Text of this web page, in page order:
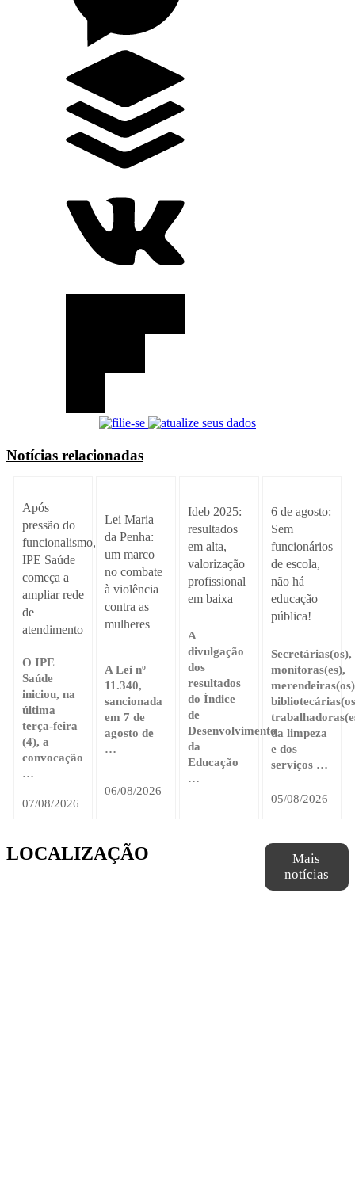
Notícias relacionadas
Após
pressão do
funcionalismo,
IPE Saúde
começa a
ampliar rede
de
atendimento
O IPE
Saúde
iniciou, na
última
terça-feira
(4), a
convocação
…
07/08/2026
Lei Maria
da Penha:
um marco
no combate
à violência
contra as
mulheres
A Lei nº
11.340,
sancionada
em 7 de
agosto de
…
06/08/2026
Ideb 2025:
resultados
em alta,
valorização
profissional
em baixa
A
divulgação
dos
resultados
do Índice
de
Desenvolvimento
da
Educação
…
6 de agosto:
Sem
funcionários
de escola,
não há
educação
pública!
Secretárias(os),
monitoras(es),
da limpeza
e dos
serviços …
05/08/2026
Mais
notícias
LOCALIZAÇÃO